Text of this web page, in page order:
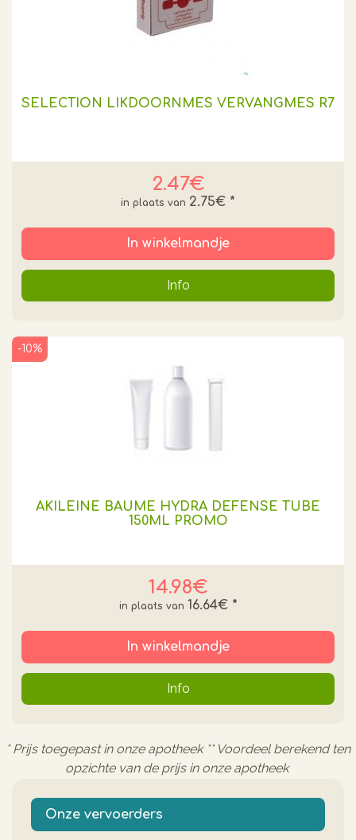
SELECTION LIKDOORNMES VERVANGMES R7
2.47€
2.75€ *
In winkelmandje
Info
AKILEINE BAUME HYDRA DEFENSE TUBE
150ML PROMO
14.98€
-10%
16.64€ *
In winkelmandje
Info
* Prijs toegepast in onze apotheek ** Voordeel berekend ten
opzichte van de prijs in onze apotheek
Onze vervoerders